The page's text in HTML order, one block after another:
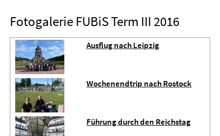
Fotogalerie FUBiS Term III 2016
Ausflug nach Leipzig
Wochenendtrip nach Rostock
Führung durch den Reichstag